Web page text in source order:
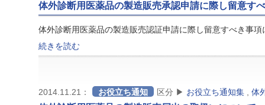
体外診断用医薬品の製造販売承認申請に際し留意す
体外診断用医薬品の製造販売認証申請に際し留意すべき事
続きを読む
2014.11.21： お役立ち通知 区分 ▶ お役立ち通知集 体